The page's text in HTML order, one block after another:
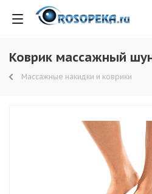
Коврик массажный
Массажные накидки и коврики